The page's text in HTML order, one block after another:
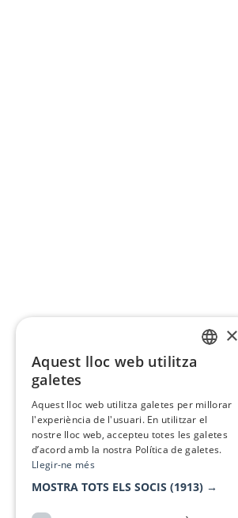
×
Aquest lloc web utilitza
galetes
Aquest lloc web utilitza galetes per millorar
l'experiència de l'usuari. En utilitzar el
nostre lloc web, accepteu totes les galetes
d’acord amb la nostra Política de galetes.
Llegir-ne més
MOSTRA TOTS ELS SOCIS (1913) →